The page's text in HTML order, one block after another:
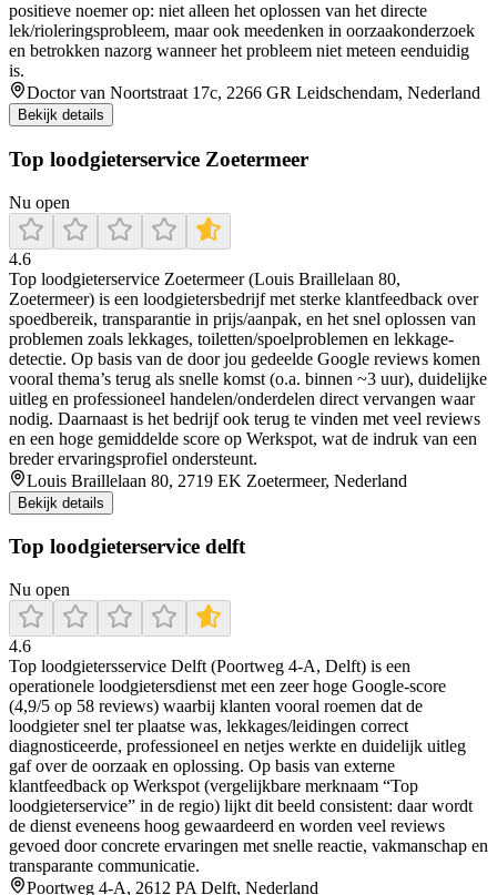
positieve noemer op: niet alleen het oplossen van het directe
lek/rioleringsprobleem, maar ook meedenken in oorzaakonderzoek
en betrokken nazorg wanneer het probleem niet meteen eenduidig
is.
Doctor van Noortstraat 17c, 2266 GR Leidschendam, Nederland
Bekijk details
Top loodgieterservice Zoetermeer
Nu open
4.6
Top loodgieterservice Zoetermeer (Louis Braillelaan 80,
Zoetermeer) is een loodgietersbedrijf met sterke klantfeedback over
spoedbereik, transparantie in prijs/aanpak, en het snel oplossen van
problemen zoals lekkages, toiletten/spoelproblemen en lekkage-
detectie. Op basis van de door jou gedeelde Google reviews komen
vooral thema’s terug als snelle komst (o.a. binnen ~3 uur), duidelijke
uitleg en professioneel handelen/onderdelen direct vervangen waar
nodig. Daarnaast is het bedrijf ook terug te vinden met veel reviews
en een hoge gemiddelde score op Werkspot, wat de indruk van een
breder ervaringsprofiel ondersteunt.
Louis Braillelaan 80, 2719 EK Zoetermeer, Nederland
Bekijk details
Top loodgieterservice delft
Nu open
4.6
Top loodgietersservice Delft (Poortweg 4-A, Delft) is een
operationele loodgietersdienst met een zeer hoge Google-score
(4,9/5 op 58 reviews) waarbij klanten vooral roemen dat de
loodgieter snel ter plaatse was, lekkages/leidingen correct
diagnosticeerde, professioneel en netjes werkte en duidelijk uitleg
gaf over de oorzaak en oplossing. Op basis van externe
klantfeedback op Werkspot (vergelijkbare merknaam “Top
loodgieterservice” in de regio) lijkt dit beeld consistent: daar wordt
de dienst eveneens hoog gewaardeerd en worden veel reviews
gevoed door concrete ervaringen met snelle reactie, vakmanschap en
transparante communicatie.
Poortweg 4-A, 2612 PA Delft, Nederland